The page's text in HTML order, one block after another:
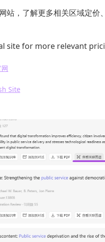
，了解更多相关区域定价
site for more relevant
Site
论文的关系图谱，图谱